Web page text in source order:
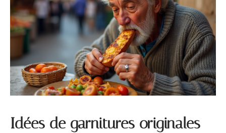
Idées de garnitures originales